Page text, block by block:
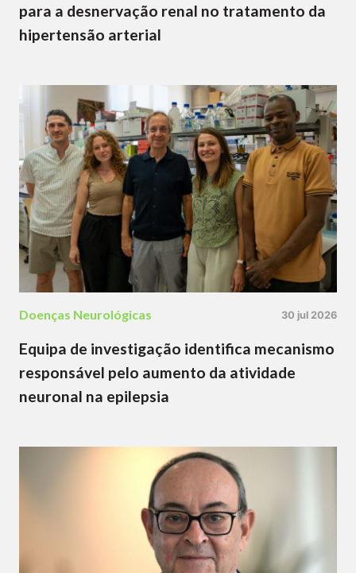
para a desnervação renal no tratamento da
hipertensão arterial
Doenças Neurológicas 30 jul 2026
Equipa de investigação identifica mecanismo
responsável pelo aumento da atividade
neuronal na epilepsia